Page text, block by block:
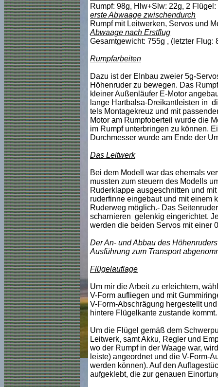
Rumpf: 98g, Hlw+Slw: 22g, 2
erste Abwaage zwischendurch
Rumpf mit Leitwerken, Servos und
Abwaage nach Erstflug
Gesamtgewicht: 755g , (letzter Flug:
Rumpfarbeiten
Dazu ist der EInbau zweier 5g-
Höhenruder zu bewegen. Das
kleiner Außenläufer E-Motor
lange Hartbalsa-Dreikantleisten in
tels Montagekreuz und mit
Motor am Rumpfoberteil wurde die
im Rumpf unterbringen zu können.
Durchmesser wurde am Ende der
Das Leitwerk
Bei dem Modell war das ehemals
mussten zum steuern des Modells
Ruderklappe ausgeschnitten und
ruderfinne eingebaut und mit einem
Ruderweg möglich.- Das
scharnieren gelenkig eingerichtet.
werden die beiden Servos mit einer
Der An- und Abbau des
Ausführung zum Transport
Flügelauflage
Um mir die Arbeit zu erleichtern,
V-Form aufliegen und mit
V-Form-Abschrägung hergestellt
hintere Flügelkante zustande kommt.
Um die Flügel gemäß dem
Leitwerk, samt Akku, Regler und
wo der Rumpf in der Waage war,
leiste) angeordnet und die V-Form-
werden können). Auf den
aufgeklebt, die zur genauen